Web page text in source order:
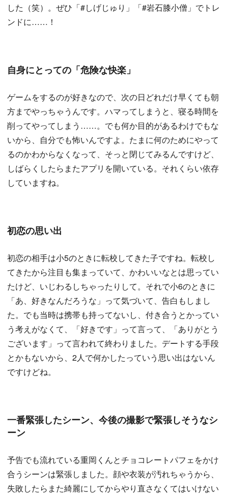
した（笑）。ぜひ「#しげじゅり」「#岩石膝小僧」でトレ
ンドに……！
自身にとっての「危険な快楽」
ゲームをするのが好きなので、次の日どれだけ早くても朝
方までやっちゃうんです。ハマってしまうと、寝る時間を
削ってやってしまう……。でも何か目的があるわけでもな
いから、自分でも怖いんですよ。たまに何のためにやって
るのかわからなくなって、そっと閉じてみるんですけど、
しばらくしたらまたアプリを開いている。それくらい依存
していますね。
初恋の思い出
初恋の相手は小5のときに転校してきた子ですね。転校し
てきたから注目も集まっていて、かわいいなとは思ってい
たけど、いじわるしちゃったりして。それで小6のときに
「あ、好きなんだろうな」って気づいて、告白もしまし
た。でも当時は携帯も持ってないし、付き合うとかってい
う考えがなくて、「好きです」って言って、「ありがとう
ございます」って言われて終わりました。デートする手段
とかもないから、2人で何かしたっていう思い出はないん
ですけどね。
一番緊張したシーン、今後の撮影で緊張しそうなシ
ーン
予告でも流れている重岡くんとチョコレートパフェをかけ
合うシーンは緊張しました。顔や衣装が汚れちゃうから、
失敗したらまた綺麗にしてからやり直さなくてはいけない